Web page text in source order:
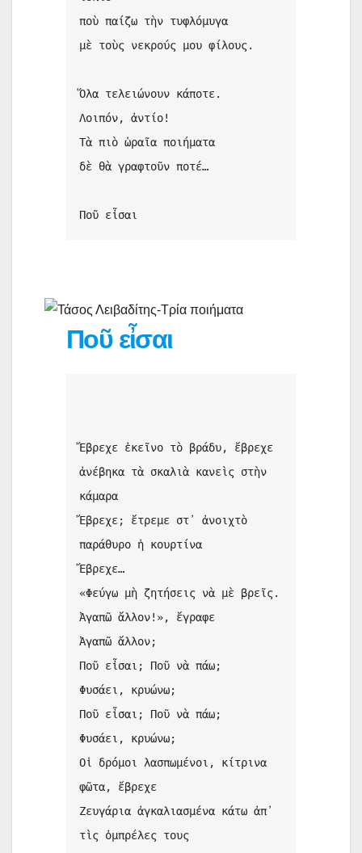
ποὺ παίζω τὴν τυφλόμυγα
μὲ τοὺς νεκρούς μου φίλους.
Ὅλα τελειώνουν κάποτε.
Λοιπόν, ἀντίο!
Τὰ πιὸ ὡραῖα ποιήματα
δὲ θὰ γραφτοῦν ποτέ…
Ποῦ εἶσαι
Ποῦ εἶσαι
Ἔβρεχε ἐκεῖνο τὸ βράδυ, ἔβρεχε
ἀνέβηκα τὰ σκαλιὰ κανεὶς στὴν
κάμαρα
Ἔβρεχε; ἔτρεμε στ᾿ ἀνοιχτὸ
παράθυρο ἡ κουρτίνα
Ἔβρεχε…
«Φεύγω μὴ ζητήσεις νὰ μὲ βρεῖς.
Ἀγαπῶ ἄλλον!», ἔγραφε
Ἀγαπῶ ἄλλον;
Ποῦ εἶσαι; Ποῦ νὰ πάω;
Φυσάει, κρυώνω;
Ποῦ εἶσαι; Ποῦ νὰ πάω;
Φυσάει, κρυώνω;
Οἱ δρόμοι λασπωμένοι, κίτρινα
φῶτα, ἔβρεχε
Ζευγάρια ἀγκαλιασμένα κάτω ἀπ᾿
τὶς ὀμπρέλες τους